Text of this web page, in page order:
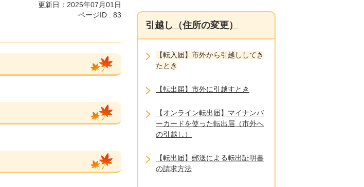
更新日：2025年07月01日
ページID : 83
引越し（住所の変更）
【転入届】市外から引越ししてき
たとき
【転出届】市外に引越すとき
【オンライン転出届】マイナンバ
ーカードを使った転出届（市外へ
の引越し）
【転出届】郵送による転出証明書
の請求方法